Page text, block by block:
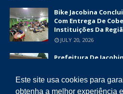
Este site usa cookies para
obtenha a melhor experiência
Bike Jacobina
Com Entrega De
Instituições Da
JULY 20, 2026
Prefeitura De
Superior A R$ 1,7
JUNE 12, 2026